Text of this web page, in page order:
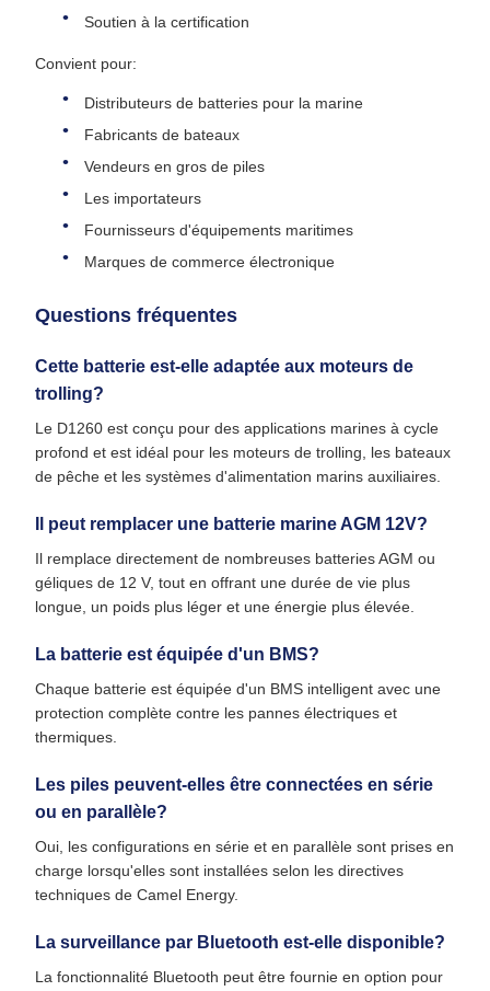
Soutien à la certification
Convient pour:
Distributeurs de batteries pour la marine
Fabricants de bateaux
Vendeurs en gros de piles
Les importateurs
Fournisseurs d'équipements maritimes
Marques de commerce électronique
Questions fréquentes
Cette batterie est-elle adaptée aux moteurs de
trolling?
Le D1260 est conçu pour des applications marines à cycle
profond et est idéal pour les moteurs de trolling, les bateaux
de pêche et les systèmes d'alimentation marins auxiliaires.
Il peut remplacer une batterie marine AGM 12V?
Il remplace directement de nombreuses batteries AGM ou
géliques de 12 V, tout en offrant une durée de vie plus
longue, un poids plus léger et une énergie plus élevée.
La batterie est équipée d'un BMS?
Chaque batterie est équipée d'un BMS intelligent avec une
protection complète contre les pannes électriques et
thermiques.
Les piles peuvent-elles être connectées en série
ou en parallèle?
Oui, les configurations en série et en parallèle sont prises en
charge lorsqu'elles sont installées selon les directives
techniques de Camel Energy.
La surveillance par Bluetooth est-elle disponible?
La fonctionnalité Bluetooth peut être fournie en option pour